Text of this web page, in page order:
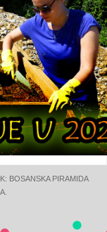
BOSANSKA PIRAMIDA